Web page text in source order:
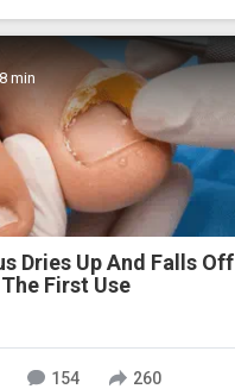
8 min
Dries Up And Falls Off
First Use
154 260